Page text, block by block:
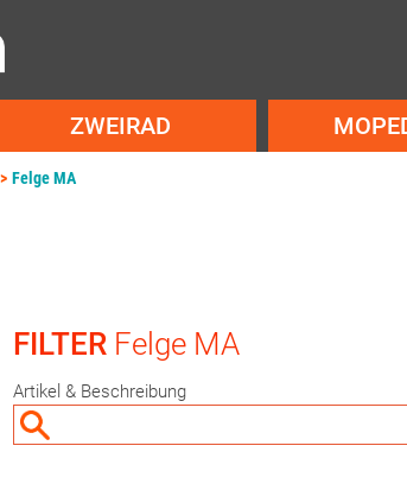
ZWEIRAD
Felge MA
FILTER Felge MA
Artikel & Beschreibung